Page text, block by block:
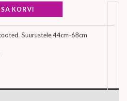
KORVI
, Suurustele 44cm-68cm